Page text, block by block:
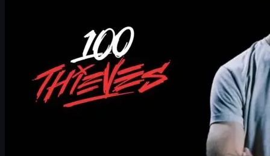
100 Thieves har officielt slået dørene op til Counter-Strike 2 igen,
og de gør det ikke halvt. Organisationen har først hentet Håvard
"rain" Nygaard ind som ny in-game leader, og nu har de sikret sig
en af de mest respekterede hjerner i Counter-Strike-historien:
Lukas "gla1ve" Rossander somhead coach
Kombinationen af en tidligere Major-dominant IGL på coach-
pladsen og en erfaren rifler som rain i IGL-rollen gør, at 100
Thieves fra dag ét bliver taget seriøst som potentiel
toporganisation i CS2. For fans føles det som starten på et nyt
kapitel – ikke bare for 100 Thieves, men for hele scenen.